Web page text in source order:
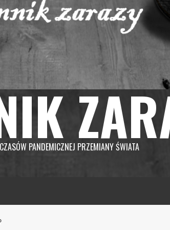
PANDEMICZNEJ PRZEMIANY ŚWIATA